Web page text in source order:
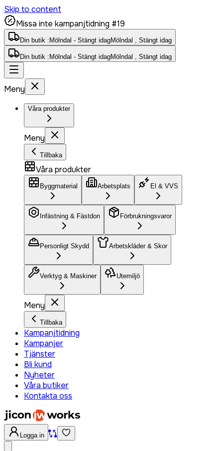
Skip to content
Missa inte kampanjtidning #19
Din butik : Mölndal - Stängt idagMölndal , Stängt idag
Din butik : Mölndal - Stängt idagMölndal , Stängt idag
Meny
Våra produkter
Meny
Tillbaka
Våra produkter
Byggmaterial Arbetsplats El & VVS
Infästning & Fästdon Förbrukningsvaror
Personligt Skydd Arbetskläder & Skor
Verktyg & Maskiner Utemiljö
Meny
Tillbaka
Kampanjtidning
Kampanjer
Tjänster
Bli kund
Nyheter
Våra butiker
Kontakta oss
Logga in